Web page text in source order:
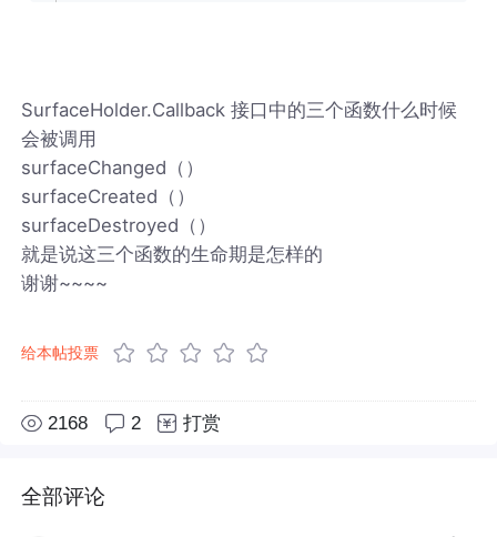
SurfaceHolder.Callback 接口中的三个函数什么时候
会被调用
surfaceChanged（）
surfaceCreated（）
surfaceDestroyed（）
就是说这三个函数的生命期是怎样的
谢谢~~~~
给本帖投票
2168 2 打赏
全部评论